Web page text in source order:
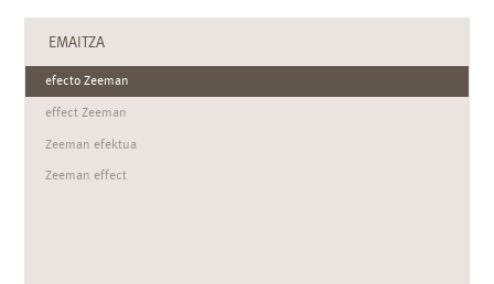
EMAITZA
efecto Zeeman
effect Zeeman
Zeeman efektua
Zeeman effect